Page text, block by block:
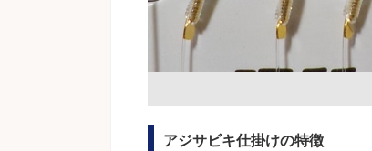
アジサビキ仕掛けの特徴